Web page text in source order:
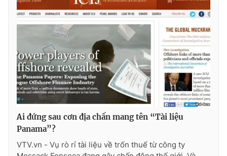
Theo dõi báo trên
Cơ quan chủ quản:Đài Truyền hình Việt Nam
Cơ quan báo chí:Thời báo VTV
Giấy phép hoạt động báo in và báo điện tử số 483/GP-BTTTT
cấp ngày 29/12/2023
Phó Tổng Biên tập:
Nguyễn Thị Mỹ Hạnh, Phạm Quốc Thắng,
Nguyễn Trọng Ninh
Tổng đài VTV:024.38 355 931 - 024.38 355 932
Ai đứng sau cơn địa chấn mang tên “Tài liệu
Panama”?
VTV.vn - Vụ rò rỉ tài liệu về trốn thuế từ công ty